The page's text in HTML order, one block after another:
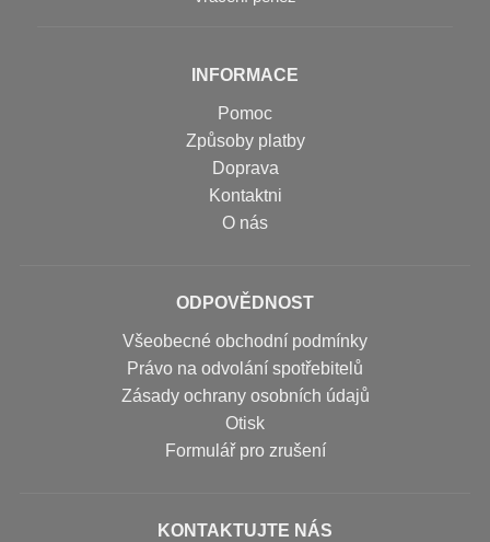
INFORMACE
Pomoc
Způsoby platby
Doprava
Kontaktni
O nás
ODPOVĚDNOST
Všeobecné obchodní podmínky
Právo na odvolání spotřebitelů
Zásady ochrany osobních údajů
Otisk
Formulář pro zrušení
KONTAKTUJTE NÁS